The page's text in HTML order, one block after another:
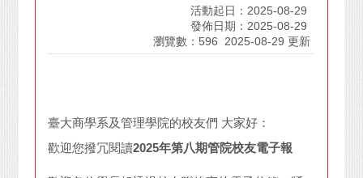
活動起日：2025-08-29
發佈日期：2025-08-29
瀏覽數：596
2025-08-29 更新
臺大商學系及管理學院的校友們 大家好：
歡迎您撥冗閱讀2025年第八期管院校友電子報